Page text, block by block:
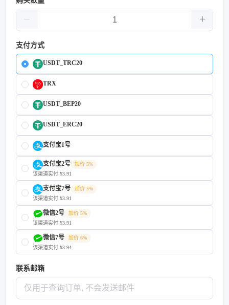
支付方式
USDT_TRC20
TRX
USDT_BEP20
USDT_ERC20
支付宝1号
支付宝2号
加价 5%
该渠道实付 ¥3.91
支付宝7号
加价 5%
该渠道实付 ¥3.91
微信2号
加价 5%
该渠道实付 ¥3.91
微信7号
加价 6%
该渠道实付 ¥3.94
联系邮箱